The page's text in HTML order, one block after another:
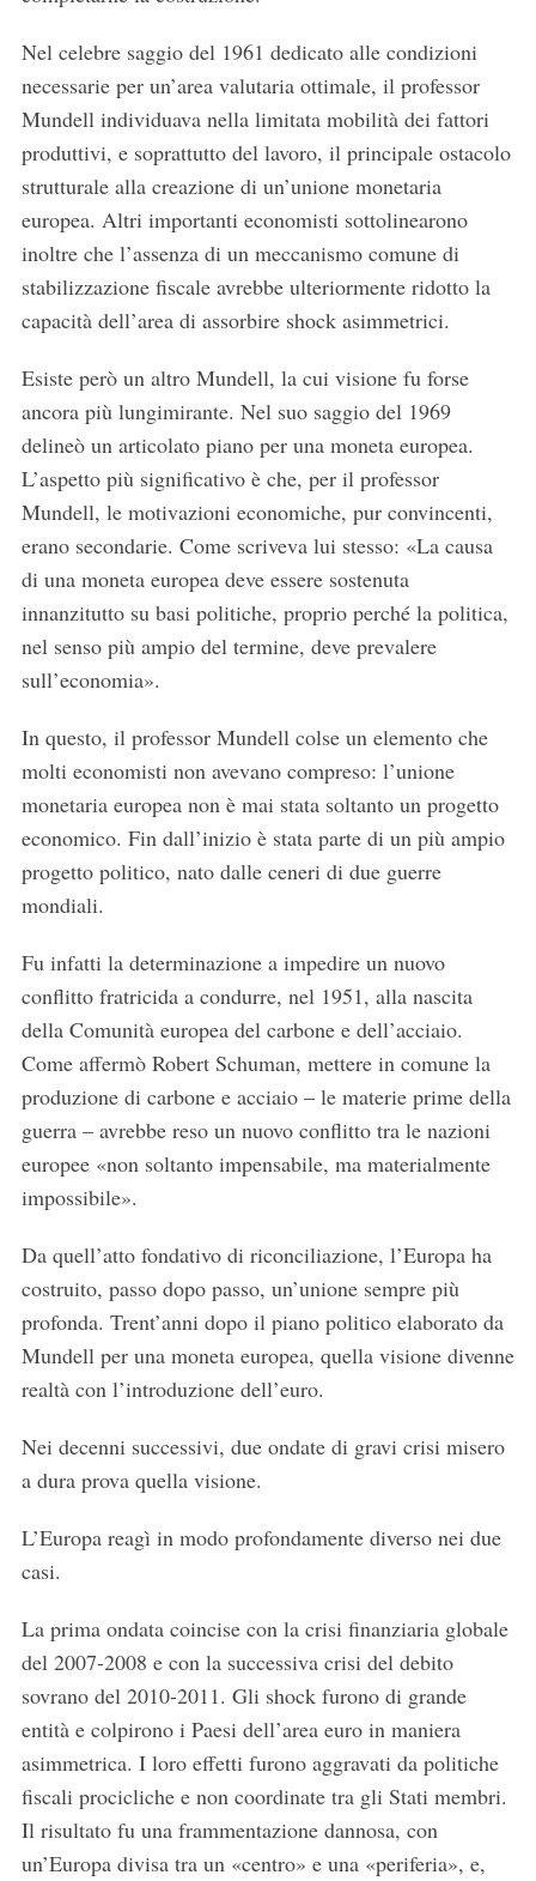
Nel celebre saggio del 1961 dedicato alle condizioni
necessarie per un’area valutaria ottimale, il professor
Mundell individuava nella limitata mobilità dei fattori
produttivi, e soprattutto del lavoro, il principale ostacolo
strutturale alla creazione di un’unione monetaria
europea. Altri importanti economisti sottolinearono
inoltre che l’assenza di un meccanismo comune di
stabilizzazione fiscale avrebbe ulteriormente ridotto la
capacità dell’area di assorbire shock asimmetrici.
Esiste però un altro Mundell, la cui visione fu forse
ancora più lungimirante. Nel suo saggio del 1969
delineò un articolato piano per una moneta europea.
L’aspetto più significativo è che, per il professor
Mundell, le motivazioni economiche, pur convincenti,
erano secondarie. Come scriveva lui stesso: «La causa
di una moneta europea deve essere sostenuta
innanzitutto su basi politiche, proprio perché la politica,
nel senso più ampio del termine, deve prevalere
sull’economia».
In questo, il professor Mundell colse un elemento che
molti economisti non avevano compreso: l’unione
monetaria europea non è mai stata soltanto un progetto
economico. Fin dall’inizio è stata parte di un più ampio
progetto politico, nato dalle ceneri di due guerre
mondiali.
Fu infatti la determinazione a impedire un nuovo
conflitto fratricida a condurre, nel 1951, alla nascita
della Comunità europea del carbone e dell’acciaio.
Come affermò Robert Schuman, mettere in comune la
produzione di carbone e acciaio – le materie prime della
guerra – avrebbe reso un nuovo conflitto tra le nazioni
europee «non soltanto impensabile, ma materialmente
impossibile».
Da quell’atto fondativo di riconciliazione, l’Europa ha
costruito, passo dopo passo, un’unione sempre più
profonda. Trent’anni dopo il piano politico elaborato da
Mundell per una moneta europea, quella visione divenne
realtà con l’introduzione dell’euro.
Nei decenni successivi, due ondate di gravi crisi misero
a dura prova quella visione.
L’Europa reagì in modo profondamente diverso nei due
casi.
La prima ondata coincise con la crisi finanziaria globale
del 2007-2008 e con la successiva crisi del debito
sovrano del 2010-2011. Gli shock furono di grande
entità e colpirono i Paesi dell’area euro in maniera
asimmetrica. I loro effetti furono aggravati da politiche
fiscali procicliche e non coordinate tra gli Stati membri.
Il risultato fu una frammentazione dannosa, con
un’Europa divisa tra un «centro» e una «periferia», e,